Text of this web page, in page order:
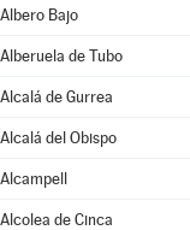
Albero Bajo
Alberuela de Tubo
Alcalá de Gurrea
Alcalá del Obispo
Alcampell
Alcolea de Cinca